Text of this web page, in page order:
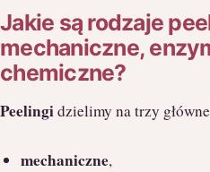
Jakie są rodzaje
mechaniczne,
chemiczne?
Peelingidzielimy na trzy
mechaniczne,